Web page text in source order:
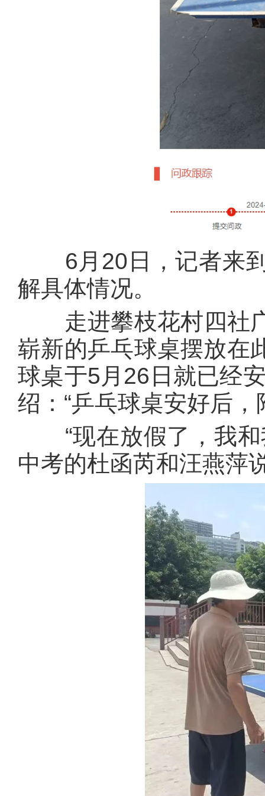
6月20日，记者来到
解具体情况。
走进攀枝花村四社广
崭新的乒乓球桌摆放在
球桌于5月26日就已经
绍：“乒乓球桌安好后
“现在放假了，我和
中考的杜函芮和汪燕萍